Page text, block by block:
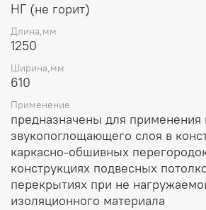
НГ (не горит)
Длина,мм
1250
Ширина,мм
610
Применение
предназначены для применения
звукопоглощающего слоя в
каркасно-обшивных
конструкциях подвесных
перекрытиях при не
изоляционного материала